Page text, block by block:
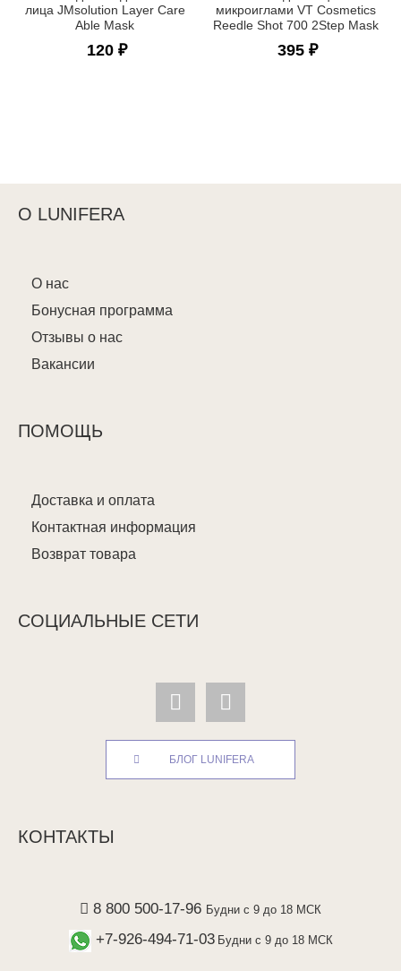
лица JMsolution Layer Care
Able Mask
120 ₽
микроиглами VT Cosmetics
Reedle Shot 700 2Step Mask
395 ₽
О LUNIFERA
О нас
Бонусная программа
Отзывы о нас
Вакансии
ПОМОЩЬ
Доставка и оплата
Контактная информация
Возврат товара
СОЦИАЛЬНЫЕ СЕТИ
БЛОГ LUNIFERA
КОНТАКТЫ
8 800 500-17-96 Будни с 9 до 18 МСК
+7-926-494-71-03 Будни с 9 до 18 МСК